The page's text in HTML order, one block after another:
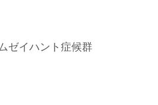
ゼイハント症候群